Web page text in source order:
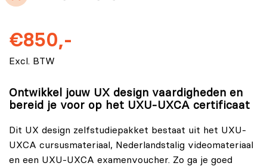
€850,-
Excl. BTW
Ontwikkel jouw UX design vaardigheden en
bereid je voor op het UXU-UXCA certificaat
Dit UX design zelfstudiepakket bestaat uit het UXU-
UXCA cursusmateriaal, Nederlandstalig videomateriaal
en een UXU-UXCA examenvoucher. Zo ga je goed